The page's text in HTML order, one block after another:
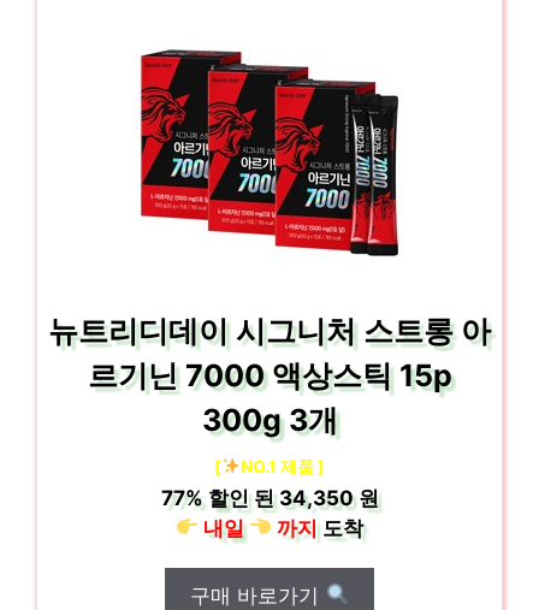
뉴트리디데이 시그니처 스트롱 아
르기닌 7000 액상스틱 15p
300g 3개
[ NO.1 제품 ]
77%할인 된34,350 원
내일
까지도착
구매 바로가기